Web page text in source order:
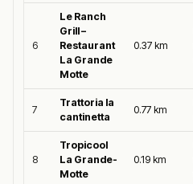
6
Le Ranch
Grill –
Restaurant
La Grande
Motte
0.37 km
7
Trattoria la
cantinetta
0.77 km
8
Tropicool
La Grande-
Motte
0.19 km